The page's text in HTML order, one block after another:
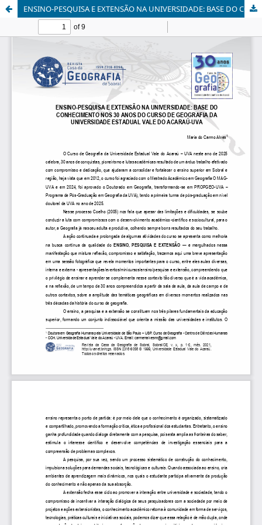
ENSINO-PESQUISA E EXTENSÃO NA UNIVERSIDADE: BASE DO CONHECIMENTO NOS 30 ANOS DO CURSO DE GEOGRAFIA DA UNIVERSIDADE ESTADUAL VALE DO ACARAÚ-UVA